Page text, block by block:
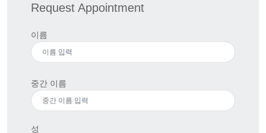
Request Appointment
이름
중간 이름
성